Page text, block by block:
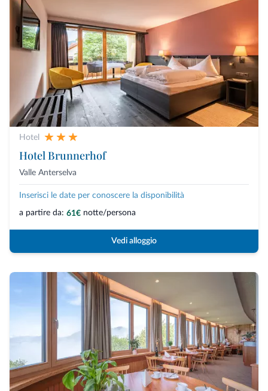
Hotel
Hotel Brunnerhof
Valle Anterselva
Inserisci le date per conoscere la disponibilità
a partire da: 61€ notte/persona
Vedi alloggio